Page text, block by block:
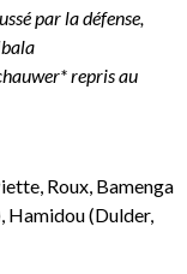
par la défense,
repris au
Roux, Bamenga
Hamidou (Dulder,